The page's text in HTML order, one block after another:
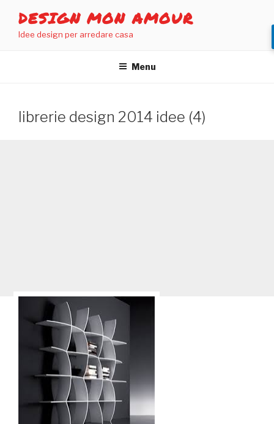
contenuto
DESIGN MON AMOUR
Idee design per arredare casa
Menu
librerie design 2014 idee (4)